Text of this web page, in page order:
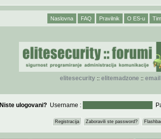
Naslovna FAQ Pravilnik O ES-u Tim
elitesecurity:: elitemadzone :: email
Niste ulogovani?Username :
Registracija Zaboravili ste password?